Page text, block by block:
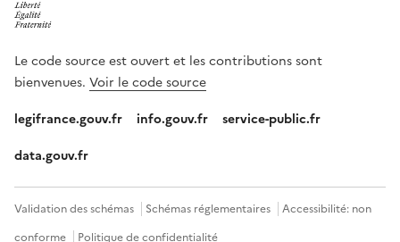
Le code source est ouvert et les contributions sont
bienvenues. Voir le code source
legifrance.gouv.fr info.gouv.fr service-public.fr
data.gouv.fr
Validation des schémas Schémas réglementaires
Accessibilité: non
conforme
Politique de confidentialité